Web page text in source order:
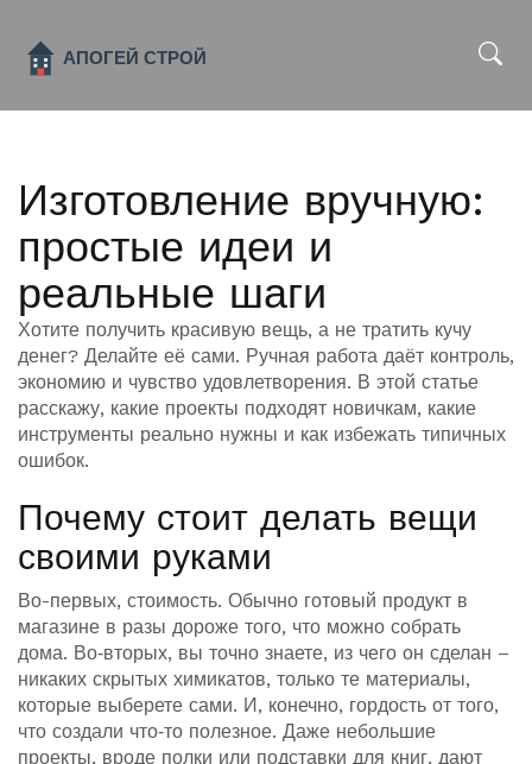
Изготовление вручную:
простые идеи и
реальные шаги
Хотите получить красивую вещь, а не тратить кучу
денег? Делайте её сами. Ручная работа даёт контроль,
экономию и чувство удовлетворения. В этой статье
расскажу, какие проекты подходят новичкам, какие
инструменты реально нужны и как избежать типичных
ошибок.
Почему стоит делать вещи
своими руками
Во-первых, стоимость. Обычно готовый продукт в
магазине в разы дороже того, что можно собрать
дома. Во‑вторых, вы точно знаете, из чего он сделан –
никаких скрытых химикатов, только те материалы,
которые выберете сами. И, конечно, гордость от того,
что создали что‑то полезное. Даже небольшие
проекты, вроде полки или подставки для книг, дают